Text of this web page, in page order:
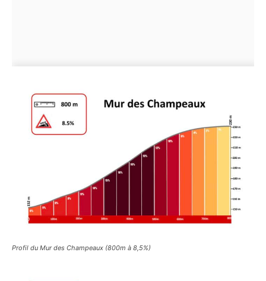
Profil du Mur des Champeaux (800m à 8,5%)